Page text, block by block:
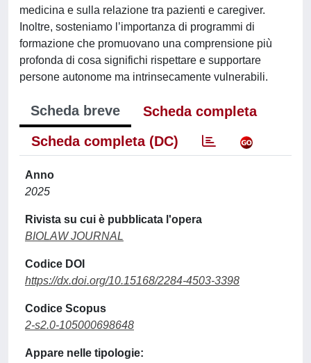
medicina e sulla relazione tra pazienti e caregiver.
Inoltre, sosteniamo l’importanza di programmi di
formazione che promuovano una comprensione più
profonda di cosa significhi rispettare e supportare
persone autonome ma intrinsecamente vulnerabili.
Scheda breve
Scheda completa
Scheda completa (DC)
Anno
2025
Rivista su cui è pubblicata l'opera
BIOLAW JOURNAL
Codice DOI
https://dx.doi.org/10.15168/2284-4503-3398
Codice Scopus
2-s2.0-105000698648
Appare nelle tipologie: